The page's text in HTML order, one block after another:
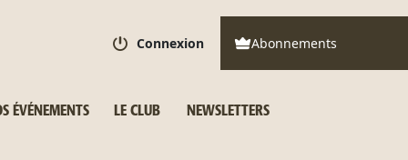
Connexion Abonnements
ÉVÉNEMENTS LE CLUB NEWSLETTERS